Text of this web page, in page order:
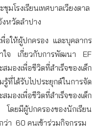
มโรงเรียนเทศบาลเวียงตาล
งหวัดลำปาง
อให้ผู้ปกครอง และบุคลากร
ใจ เกี่ยวกับการพัฒนา EF
มองเพื่อชีวิตที่สำเร็จของเด็ก
ที่ได้รับไปประยุกต์ในการจัด
มองเพื่อชีวิตที่สำเร็จของเด็ก
โดยมีผู้ปกครองของนักเรียน
ว่า 60 คนเข้าร่วมกิจกรรม